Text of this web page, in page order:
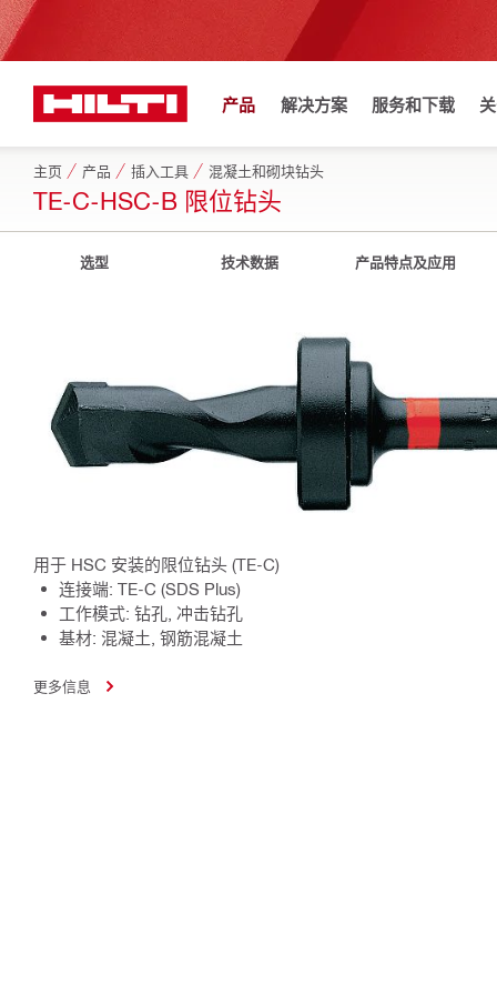
产品 解决方案 服务和下载
主页 产品 插入工具 混凝土和砌块钻头
TE-C-HSC-B 限位钻头
选型 技术数据 产品特点及应用
用于 HSC 安装的限位钻头 (TE-C)
连接端: TE-C (SDS Plus)
工作模式: 钻孔, 冲击钻孔
基材: 混凝土, 钢筋混凝土
更多信息